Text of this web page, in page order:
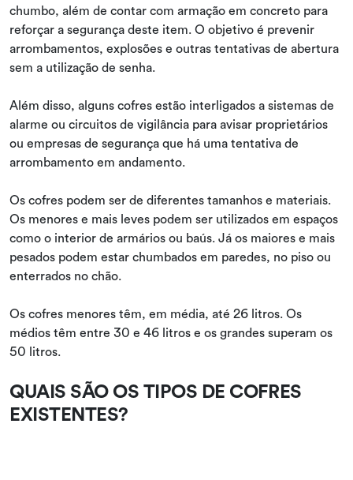
chumbo, além de contar com armação em concreto para
reforçar a segurança deste item. O objetivo é prevenir
arrombamentos, explosões e outras tentativas de abertura
sem a utilização de senha.
Além disso, alguns cofres estão interligados a sistemas de
alarme ou circuitos de vigilância para avisar proprietários
ou empresas de segurança que há uma tentativa de
arrombamento em andamento.
Os cofres podem ser de diferentes tamanhos e materiais.
Os menores e mais leves podem ser utilizados em espaços
como o interior de armários ou baús. Já os maiores e mais
pesados podem estar chumbados em paredes, no piso ou
enterrados no chão.
Os cofres menores têm, em média, até 26 litros. Os
médios têm entre 30 e 46 litros e os grandes superam os
50 litros.
QUAIS SÃO OS TIPOS DE COFRES
EXISTENTES?